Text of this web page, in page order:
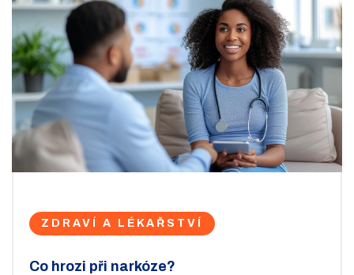
ZDRAVÍ A LÉKAŘSTVÍ
Co hrozi při narkóze?